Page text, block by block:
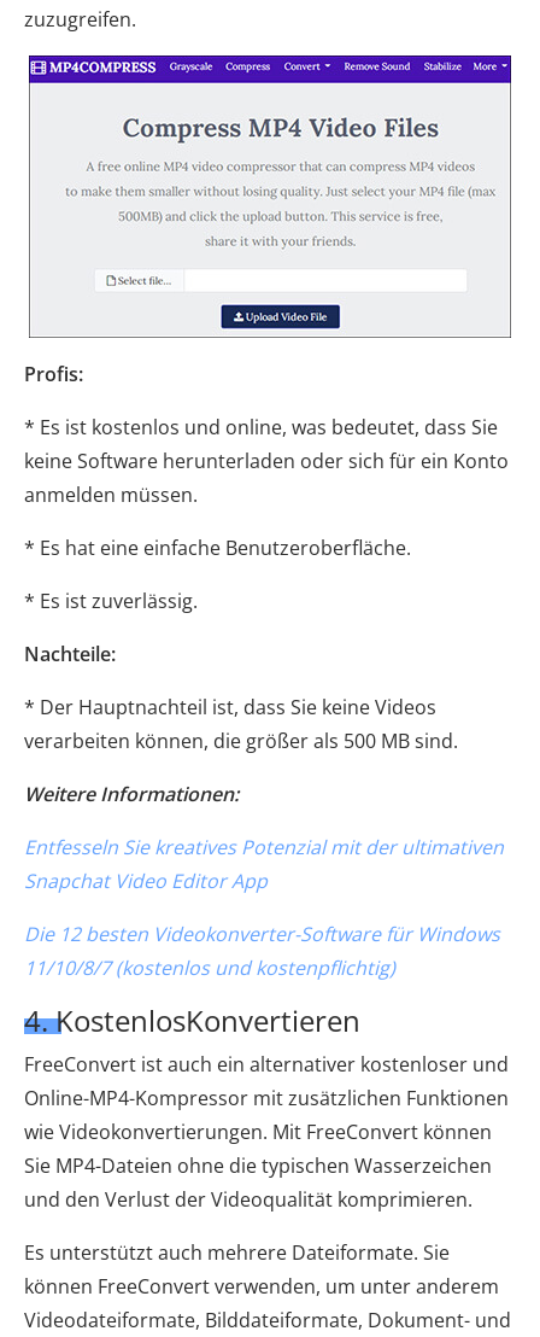
zuzugreifen.
Profis:
* Es ist kostenlos und online, was bedeutet, dass Sie
keine Software herunterladen oder sich für ein Konto
anmelden müssen.
* Es hat eine einfache Benutzeroberfläche.
* Es ist zuverlässig.
Nachteile:
* Der Hauptnachteil ist, dass Sie keine Videos
verarbeiten können, die größer als 500 MB sind.
Weitere Informationen:
Entfesseln Sie kreatives Potenzial mit der ultimativen
Snapchat Video Editor App
Die 12 besten Videokonverter-Software für Windows
11/10/8/7 (kostenlos und kostenpflichtig)
4. KostenlosKonvertieren
FreeConvert ist auch ein alternativer kostenloser und
Online-MP4-Kompressor mit zusätzlichen Funktionen
wie Videokonvertierungen. Mit FreeConvert können
Sie MP4-Dateien ohne die typischen Wasserzeichen
und den Verlust der Videoqualität komprimieren.
Es unterstützt auch mehrere Dateiformate. Sie
können FreeConvert verwenden, um unter anderem
Videodateiformate, Bilddateiformate, Dokument- und